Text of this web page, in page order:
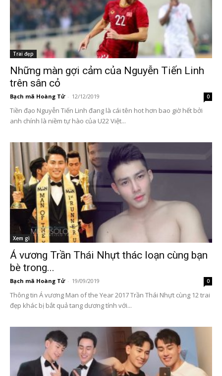
Trai đẹp
Những màn gợi cảm của Nguyễn Tiến Linh
trên sân cỏ
Bạch mã Hoàng Tử - 12/12/2019 0
Tiền đạo Nguyễn Tiến Linh đang là cái tên hot hơn bao giờ hết bởi
anh chính là niềm tự hào của U22 Việt...
Xem gì
Á vương Trần Thái Nhựt thác loạn cùng bạn
bè trong...
Bạch mã Hoàng Tử - 19/09/2019 0
Thông tin Á vương Man of the Year 2017 Trần Thái Nhựt cùng 12 trai
đẹp khác bị bắt quả tang dương tính với...